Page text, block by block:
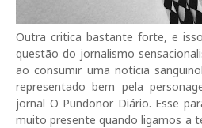
Outra critica bastante forte, e
questão do jornalismo
ao consumir uma notícia
representado bem pela
jornal O Pundonor Diário. Esse
muito presente quando ligamos a